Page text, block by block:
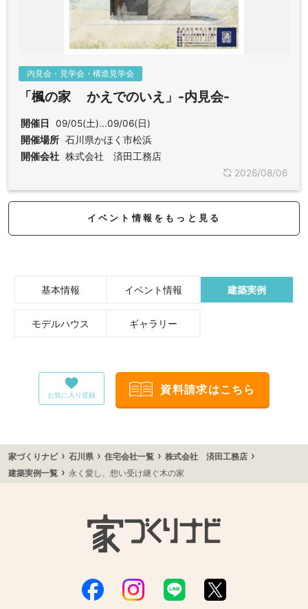
内見会・見学会・構造見学会
「楓の家 かえでのいえ」-内見会-
開催日
09/05(土)...09/06(日)
開催場所 石川県かほく市松浜
開催会社 株式会社 済田工務店
2026/08/06
イベント情報をもっと見る
基本情報 イベント情報 建築実例
モデルハウス ギャラリー
お気に入り登録 資料請求はこちら
家づくりナビ› 石川県 › 住宅会社一覧 › 株式会社 済田工務店 ›
建築実例一覧 › 永く愛し、想い受け継ぐ木の家